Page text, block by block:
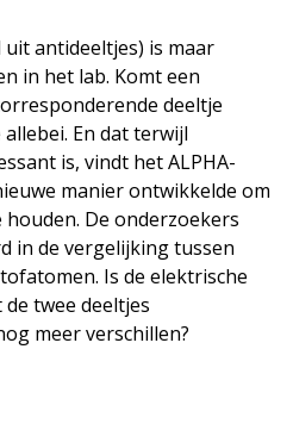
antideeltjes) is maar
in het lab. Komt een
deeltje
En dat terwijl
is, vindt het ALPHA-
manier ontwikkelde om
De onderzoekers
in de vergelijking tussen
Is de elektrische
twee deeltjes
meer verschillen?